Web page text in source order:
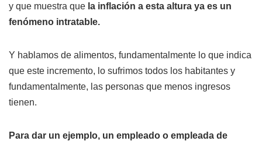
y que muestra que la inflación a esta altura ya es un
fenómeno intratable.
Y hablamos de alimentos, fundamentalmente lo que indica
que este incremento, lo sufrimos todos los habitantes y
fundamentalmente, las personas que menos ingresos
tienen.
Para dar un ejemplo, un empleado o empleada de